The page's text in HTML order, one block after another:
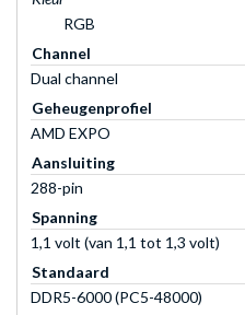
RGB
Channel
Dual channel
Geheugenprofiel
AMD EXPO
Aansluiting
288-pin
Spanning
1,1 volt (van 1,1 tot 1,3 volt)
Standaard
DDR5-6000 (PC5-48000)